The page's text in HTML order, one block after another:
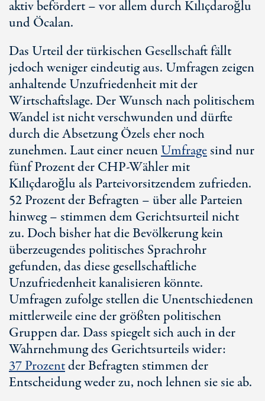
aktiv befördert – vor allem durch Kılıçdaroğlu
und Öcalan.
Das Urteil der türkischen Gesellschaft fällt
jedoch weniger eindeutig aus. Umfragen zeigen
anhaltende Unzufriedenheit mit der
Wirtschaftslage. Der Wunsch nach politischem
Wandel ist nicht verschwunden und dürfte
durch die Absetzung Özels eher noch
zunehmen. Laut einer neuenUmfragesind nur
fünf Prozent der CHP-Wähler mit
Kılıçdaroğlu als Parteivorsitzendem zufrieden.
52 Prozent der Befragten – über alle Parteien
hinweg – stimmen dem Gerichtsurteil nicht
zu. Doch bisher hat die Bevölkerung kein
überzeugendes politisches Sprachrohr
gefunden, das diese gesellschaftliche
Unzufriedenheit kanalisieren könnte.
Umfragen zufolge stellen die Unentschiedenen
mittlerweile eine der größten politischen
Gruppen dar. Dass spiegelt sich auch in der
Wahrnehmung des Gerichtsurteils wider:
37 Prozentder Befragten stimmen der
Entscheidung weder zu, noch lehnen sie sie ab.